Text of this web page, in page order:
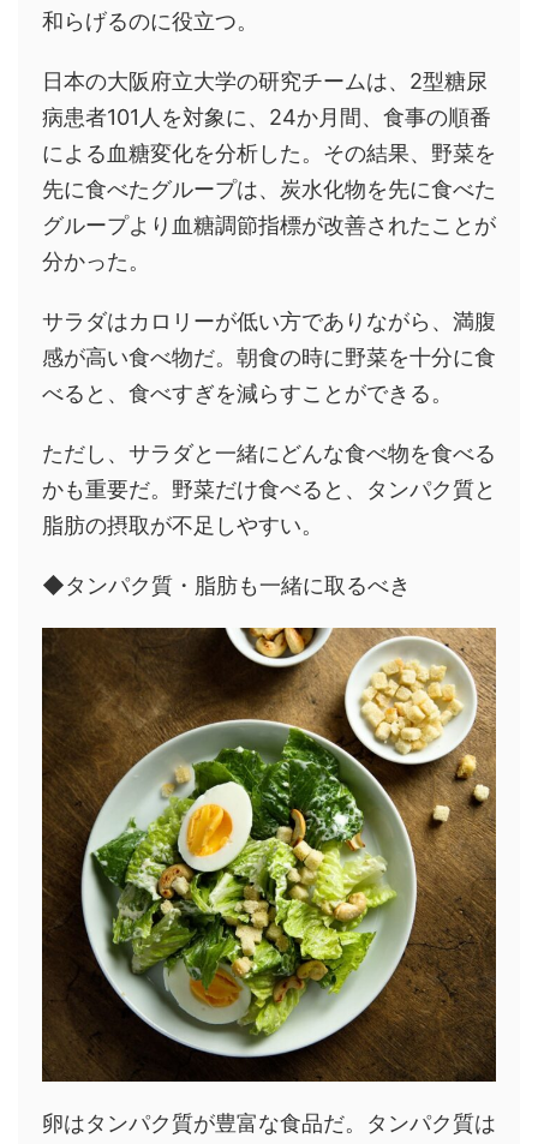
和らげるのに役立つ。
日本の大阪府立大学の研究チームは、2型糖尿
病患者101人を対象に、24か月間、食事の順番
による血糖変化を分析した。その結果、野菜を
先に食べたグループは、炭水化物を先に食べた
グループより血糖調節指標が改善されたことが
分かった。
サラダはカロリーが低い方でありながら、満腹
感が高い食べ物だ。朝食の時に野菜を十分に食
べると、食べすぎを減らすことができる。
ただし、サラダと一緒にどんな食べ物を食べる
かも重要だ。野菜だけ食べると、タンパク質と
脂肪の摂取が不足しやすい。
◆タンパク質・脂肪も一緒に取るべき
卵はタンパク質が豊富な食品だ。タンパク質は